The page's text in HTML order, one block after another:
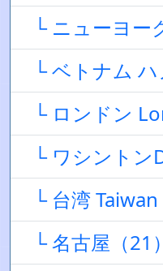
└ ニューヨー
└ ベトナム ハ
└ ロンドン
└ ワシントン
└ 台湾 Taiwan
└ 名古屋（21）